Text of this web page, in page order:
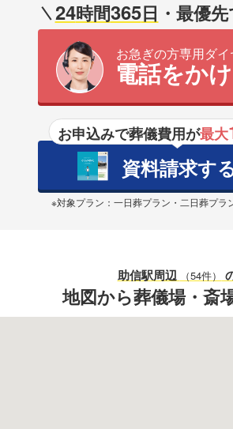
24時間365日 ・最優
お急ぎの方専用ダ
電話をか
お申込みで葬儀費用が最大
資料請求す
※対象プラン：一日葬プラン・二日葬プラ
助信駅周辺 （54件）
地図から葬儀場・斎